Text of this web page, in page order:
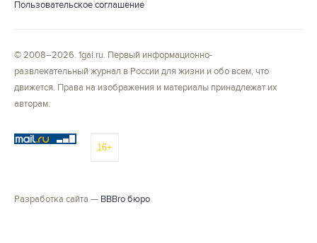
Пользовательское соглашение
© 2008–2026. 1gai.ru. Первый информационно-
развлекательный журнал в России для жизни и обо всем, что
движется. Права на изображения и материалы принадлежат их
авторам.
16+
Разработка сайта — BBBro бюро